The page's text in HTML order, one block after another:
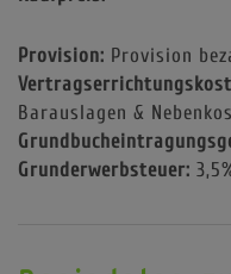
Provision: Provision
Barauslagen &
Grunderwerbsteuer: